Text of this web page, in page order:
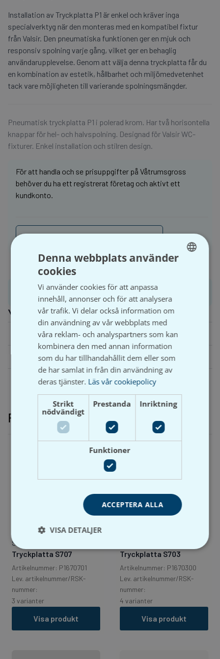
Installation av Tryckplatta P1 är enkel och kräver inga
specialverktyg när den monteras med en kompatibel fixtur
från Valsir. Den pneumatiska funktionen ger en mjuk och
responsiv spolning varje gång, vilket ger en behaglig
användarupplevelse. Genom att välja denna tryckplatta får du
en kombination av estetik, hållbarhet och miljömedvetenhet
tack vare möjligheten till varierande spolningsmängder.
Pneumatisk tryckplatta P1 i polerad krom. Har två horisontella
knappar för hel- och halvspolning. Designad för Valsir WC-
fixturer. Enkel installation och stilren design.
För att handla och se prisuppgifter på Våtrumsgross
behöver du ha ett registrerat företag och aktivt ett
kundkonto.
Logga in Bli kund
Produktinformation
Ytterligare information
Dimension 1
vit, krom
Relaterade produkter
Sanit
Tryckplatta S707
Artikelnummer: P1670701
Lev. artikelnummer/RSK-
nummer:
3 varianter
Visa produkt
Tryckplatta S703
Artikelnummer: P1670300
Lev. artikelnummer/RSK-
nummer:
4 varianter
Visa produkt
Denna webbplats använder
cookies
Vi använder cookies för att anpassa
innehåll, annonser och för att analysera
vår trafik. Vi delar också information om
din användning av vår webbplats med
våra reklam- och analyspartners som kan
kombinera den med annan information
som du har tillhandahållit dem eller som
de har samlat in från din användning av
deras tjänster. Läs vår cookiepolicy
Strikt
nödvändigt
Prestanda Inriktning
Funktioner
ACCEPTERA ALLA
VISA DETALJER